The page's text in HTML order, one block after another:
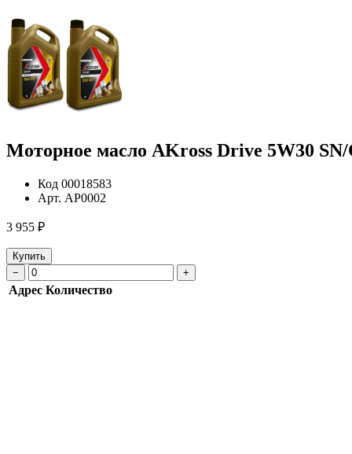
Моторное масло AKross Drive 5W30
Код 00018583
Арт. AP0002
3 955 ₽
Купить
−
+
Адрес Количество